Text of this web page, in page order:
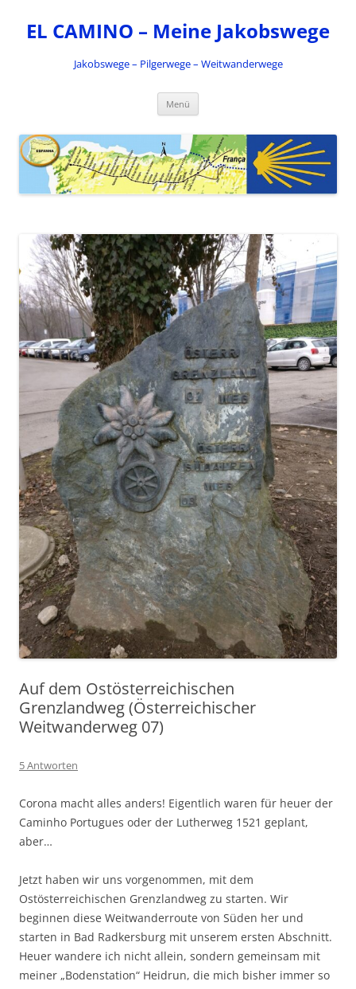
springen
EL CAMINO – Meine Jakobswege
Jakobswege – Pilgerwege – Weitwanderwege
Menü
Auf dem Ostösterreichischen
Grenzlandweg (Österreichischer
Weitwanderweg 07)
5 Antworten
Corona macht alles anders! Eigentlich waren für heuer der
Caminho Portugues oder der Lutherweg 1521 geplant,
aber…
Jetzt haben wir uns vorgenommen, mit dem
Ostösterreichischen Grenzlandweg zu starten. Wir
beginnen diese Weitwanderroute von Süden her und
starten in Bad Radkersburg mit unserem ersten Abschnitt.
Heuer wandere ich nicht allein, sondern gemeinsam mit
meiner „Bodenstation“ Heidrun, die mich bisher immer so